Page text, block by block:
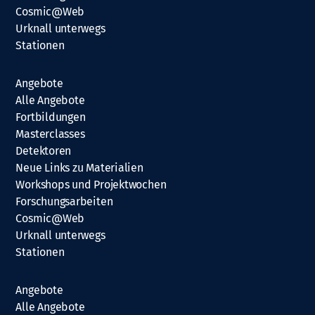
Cosmic@Web
Urknall unterwegs
Stationen
Angebote
Alle Angebote
Fortbildungen
Masterclasses
Detektoren
Neue Links zu Materialien
Workshops und Projektwochen
Forschungsarbeiten
Cosmic@Web
Urknall unterwegs
Stationen
Angebote
Alle Angebote